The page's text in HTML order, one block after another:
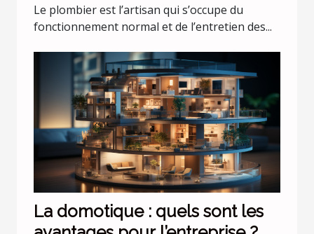
Le plombier est l’artisan qui s’occupe du
fonctionnement normal et de l’entretien des...
La domotique : quels sont les